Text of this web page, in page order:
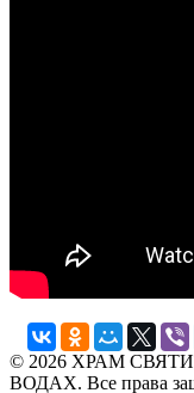
© 2026 ХРАМ
ВОДАХ. Все права